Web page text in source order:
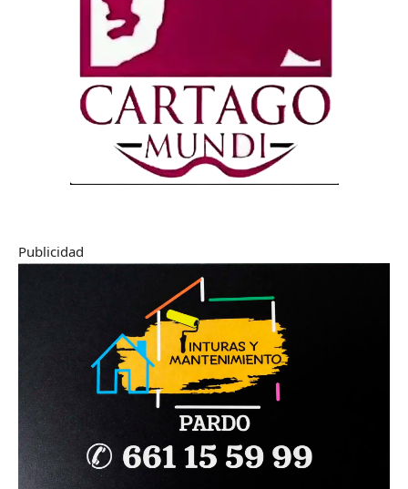
Publicidad